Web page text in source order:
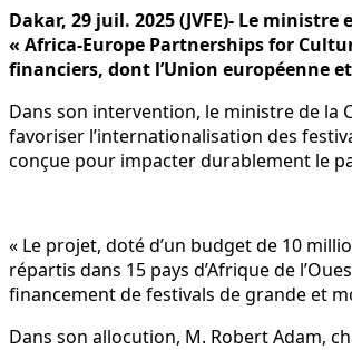
Dakar, 29 juil. 2025 (JVFE)- Le
« Africa-Europe Partnerships for
financiers, dont l’Union européenne
Dans son intervention, le ministre de la
favoriser l’internationalisation des
conçue pour impacter durablement le
« Le projet, doté d’un budget de 10
répartis dans 15 pays d’Afrique de
financement de festivals de grande et
Dans son allocution, M. Robert Adam,